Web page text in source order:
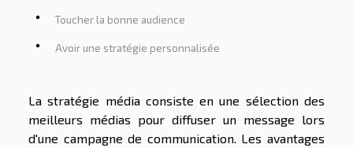
Toucher la bonne audience
Avoir une stratégie personnalisée
La stratégie média consiste en une sélection des
meilleurs médias pour diffuser un message lors
d'une campagne de communication. Les avantages